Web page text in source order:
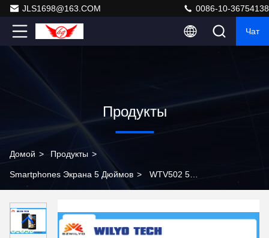
JLS1698@163.COM 0086-10-36754138
Чат
Продукты
Домой > Продукты >
Smartphones Экрана 5 Дюймов > WTV502 5
андроидом HD цифров TV 3g